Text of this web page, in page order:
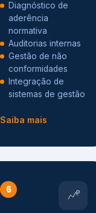
Diagnóstico de
aderência
normativa
Auditorias internas
Gestão de não
conformidades
Integração de
sistemas de gestão
Saiba mais
6